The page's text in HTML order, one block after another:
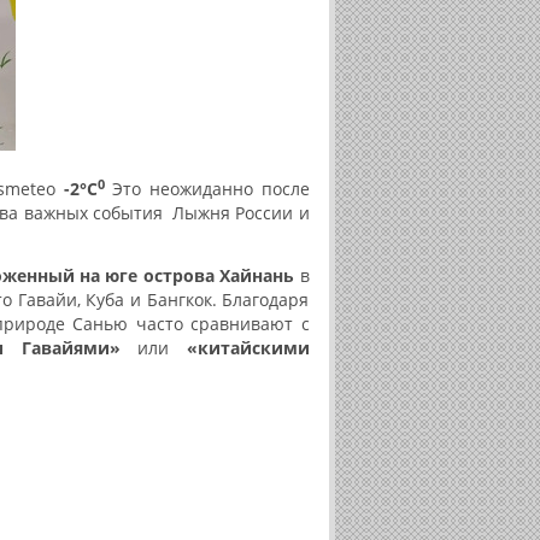
-2°С0 Это неожиданно после
важных события Лыжня России и
на юге острова Хайнань в
Куба и Бангкок. Благодаря
Санью часто сравнивают с
Гавайями» или «китайскими